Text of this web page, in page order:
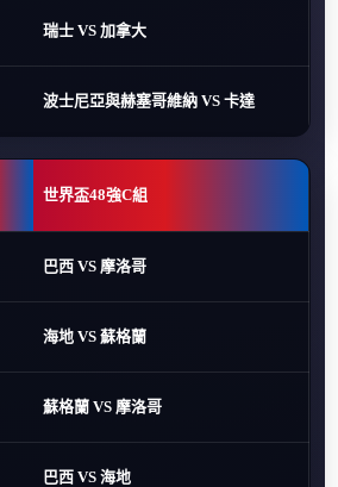
瑞士 VS 加拿大
波士尼亞與赫塞哥維納 VS 卡達
世界盃48強C組
巴西 VS 摩洛哥
海地 VS 蘇格蘭
蘇格蘭 VS 摩洛哥
巴西 VS 海地